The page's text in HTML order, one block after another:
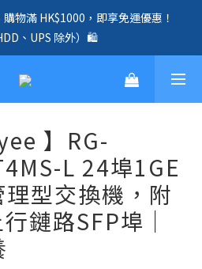
物滿 HK$1000，即享免運優惠！
、UPS 除外）🛍️
物滿 HK$1000，即享免運優惠！
、UPS 除外）🛍️
UniFi Router、Switch、AP 產品兩
年原廠保養 ✨
能化等方案，歡迎聯絡！☎️
物滿 HK$1000，即享免運優惠！
、UPS 除外）🛍️
】RG-
L 24埠1GE
型交換機，附
鏈路SFP埠｜